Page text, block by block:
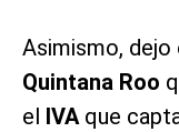
Asimismo, dejo
Quintana Roo
el
IVAque